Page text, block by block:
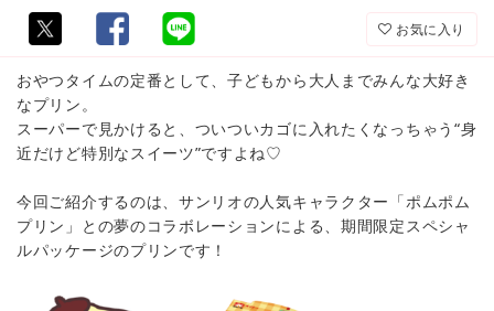
お気に入り
おやつタイムの定番として、子どもから大人までみんな大好き
なプリン。
スーパーで見かけると、ついついカゴに入れたくなっちゃう“身
近だけど特別なスイーツ”ですよね♡
今回ご紹介するのは、サンリオの人気キャラクター「ポムポム
プリン」との夢のコラボレーションによる、期間限定スペシャ
ルパッケージのプリンです！